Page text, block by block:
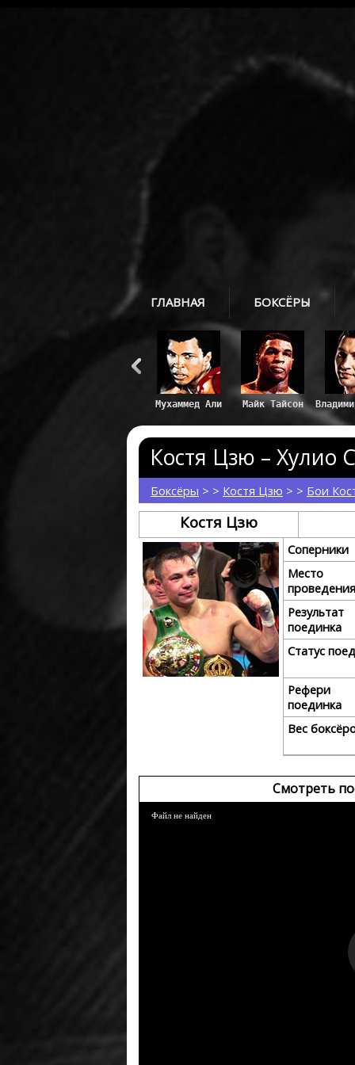
ГЛАВНАЯ БОКСЁРЫ
Костя Цзю – Хулио
Боксёры > > Костя Цзю > > Бои
Костя Цзю
Соперники
Место
проведения
Результат
поединка
Статус
Рефери
поединка
Вес
Смотреть
Файл не найден